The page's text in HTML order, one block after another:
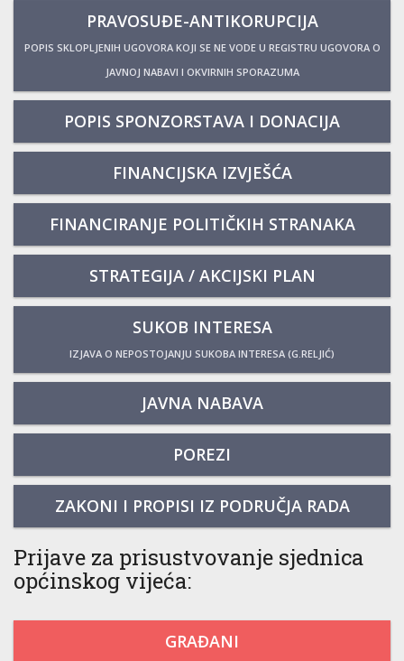
PRAVOSUĐE-ANTIKORUPCIJA
POPIS SKLOPLJENIH UGOVORA KOJI SE NE VODE U REGISTRU UGOVORA O
JAVNOJ NABAVI I OKVIRNIH SPORAZUMA
POPIS SPONZORSTAVA I DONACIJA
FINANCIJSKA IZVJEŠĆA
FINANCIRANJE POLITIČKIH STRANAKA
STRATEGIJA / AKCIJSKI PLAN
SUKOB INTERESA
IZJAVA O NEPOSTOJANJU SUKOBA INTERESA (G.RELJIĆ)
JAVNA NABAVA
POREZI
ZAKONI I PROPISI IZ PODRUČJA RADA
Prijave za prisustvovanje sjednica
općinskog vijeća:
GRAĐANI